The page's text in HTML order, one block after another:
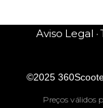
Aviso Legal
©2025
Preços válidos